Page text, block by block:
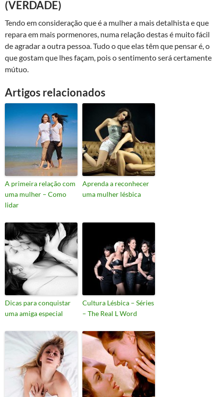
(VERDADE)
Tendo em consideração que é a mulher a mais detalhista e que
repara em mais pormenores, numa relação destas é muito fácil
de agradar a outra pessoa. Tudo o que elas têm que pensar é, o
que gostam que lhes façam, pois o sentimento será certamente
mútuo.
Artigos relacionados
A primeira relação com
uma mulher – Como
lidar
Aprenda a reconhecer
uma mulher lésbica
Dicas para conquistar
uma amiga especial
Cultura Lésbica – Séries
– The Real L Word